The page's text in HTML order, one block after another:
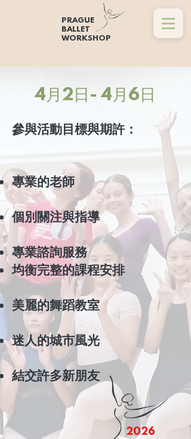
PRAGUE
BALLET
WORKSHOP
​4月2日- 4月6日
參與活動目標與期許：
專業的老師
個別關注與指導
專業諮詢服務
均衡完整的課程安排
美麗的舞蹈教室
迷人的城市風光
結交許多新朋友
2026